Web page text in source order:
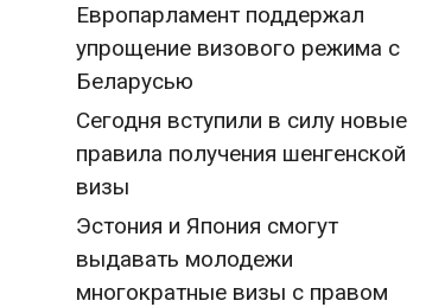
Европарламент поддержал
упрощение визового режима с
Беларусью
Сегодня вступили в силу новые
правила получения шенгенской
визы
Эстония и Япония смогут
выдавать молодежи
многократные визы с правом